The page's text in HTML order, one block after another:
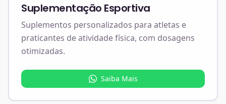
Suplementação Esportiva
Suplementos personalizados para atletas e
praticantes de atividade física, com dosagens
otimizadas.
Saiba Mais